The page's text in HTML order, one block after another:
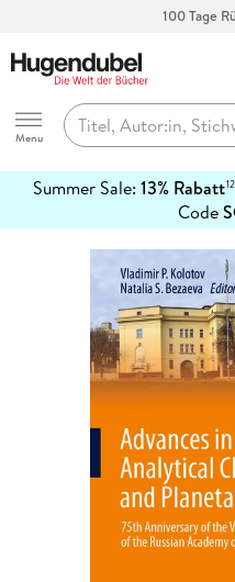
100 Tage
Hugendubel
Menu
Summer Sale: 13% Rabatt12
Code
erfahren